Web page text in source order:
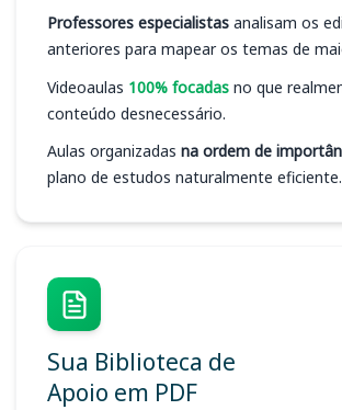
Professores especialistas analisam os
anteriores para mapear os temas de
Videoaulas 100% focadas no que
conteúdo desnecessário.
Aulas organizadas na ordem de
plano de estudos naturalmente eficiente.
Sua Biblioteca de
Apoio em PDF